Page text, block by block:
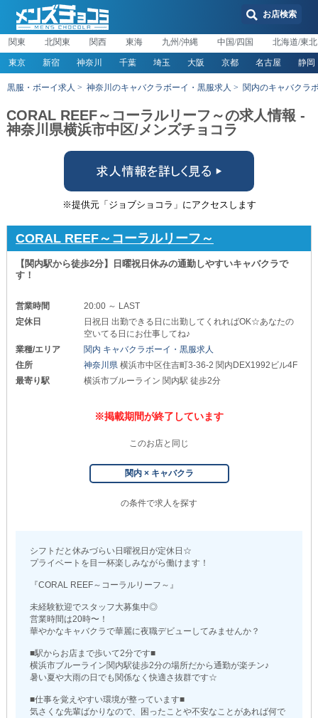
お店検索
関東 北関東 関西 東海 九州/沖縄 中国/四国 北海道/東北
東京 新宿 神奈川 千葉 埼玉 大阪 京都 名古屋 静岡
黒服・ボーイ求人 神奈川のキャバクラボーイ・黒服求人 関内のキャバクラ
CORAL REEF～コーラルリーフ～の求人情報 -
神奈川県横浜市中区/メンズチョコラ
※提供元「ジョブショコラ」にアクセスします
CORAL REEF～コーラルリーフ～
【関内駅から徒歩2分】日曜祝日休みの通勤しやすいキャバクラで
す！
営業時間
20:00 ～ LAST
定休日
日祝日 出勤できる日に出勤してくれればOK☆あなたの
空いてる日にお仕事してね♪
業種/エリア
関内 キャバクラボーイ・黒服求人
住所
神奈川県横浜市中区住吉町3-36-2 関内DEX1992ビル4F
最寄り駅
横浜市ブルーライン 関内駅 徒歩2分
※掲載期間が終了しています
このお店と同じ
関内 × キャバクラ
の条件で求人を探す
シフトだと休みづらい日曜祝日が定休日☆
プライベートを目一杯楽しみながら働けます！
『CORAL REEF～コーラルリーフ～』
未経験歓迎でスタッフ大募集中◎
営業時間は20時〜！
華やかなキャバクラで華麗に夜職デビューしてみませんか？
■駅からお店まで歩いて2分です■
横浜市ブルーライン関内駅徒歩2分の場所だから通勤が楽チン♪
暑い夏や大雨の日でも関係なく快適さ抜群です☆
■仕事を覚えやすい環境が整っています■
気さくな先輩ばかりなので、困ったことや不安なことがあれば何で